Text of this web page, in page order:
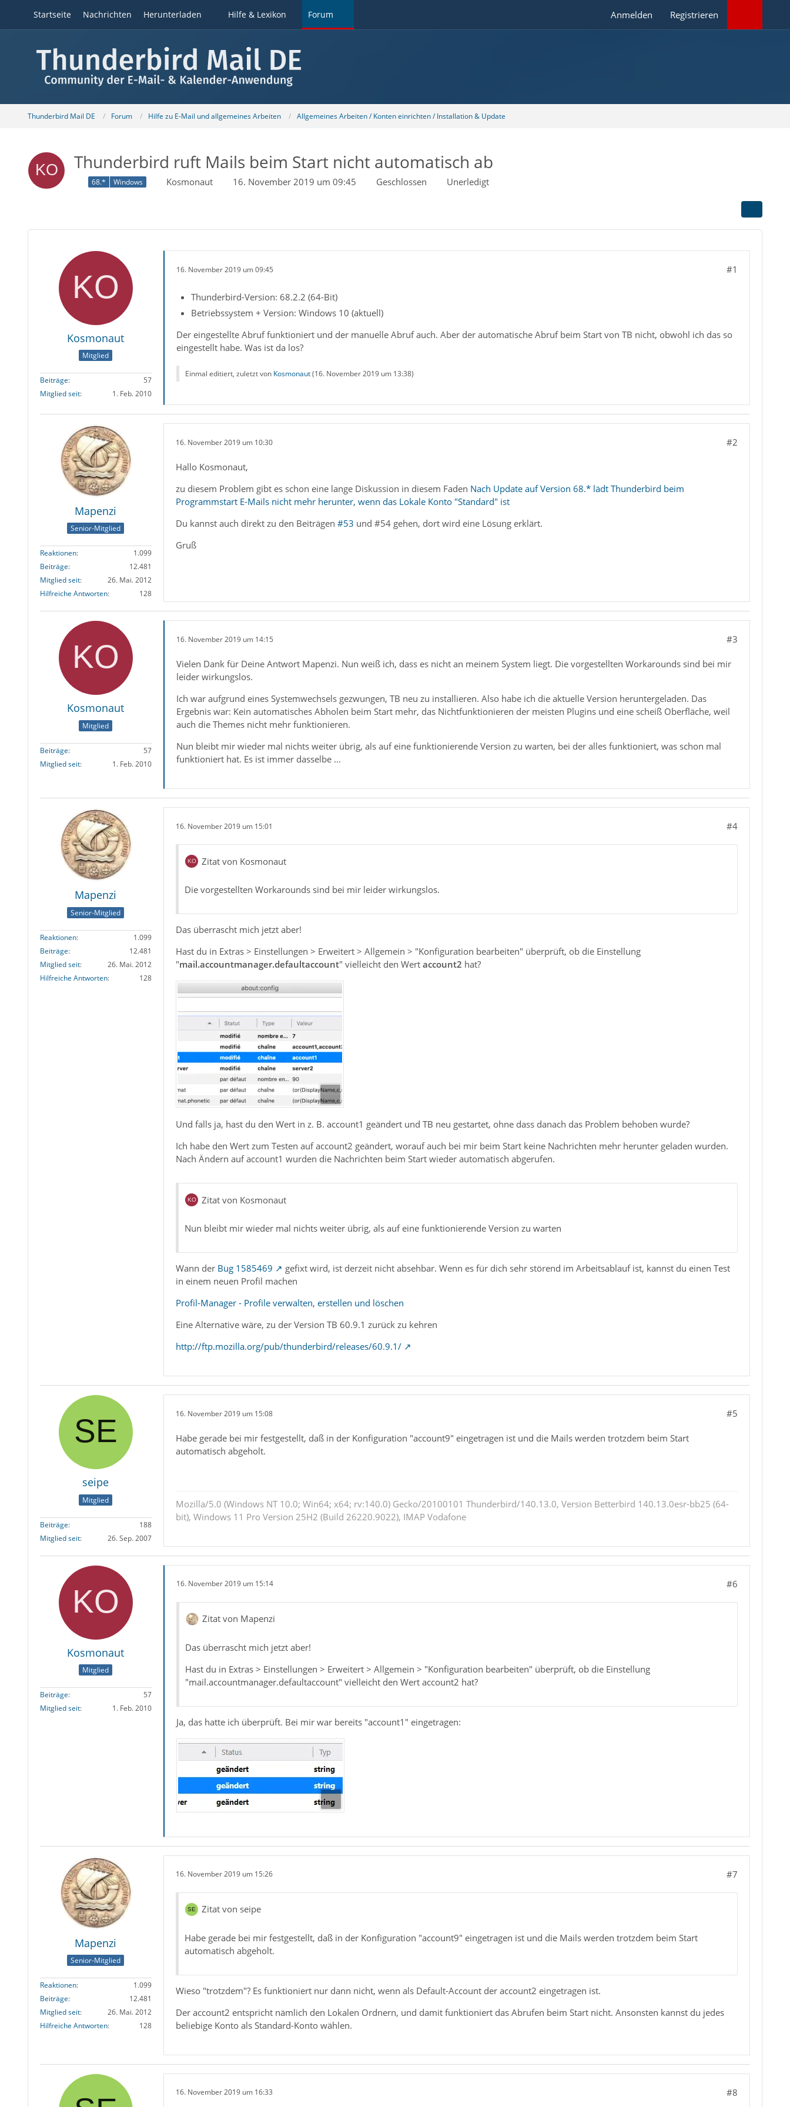
Startseite Nachrichten Herunterladen Hilfe & Lexikon Forum Anmelden Registrieren
Thunderbird Mail DE Forum Hilfe zu E-Mail und allgemeines Arbeiten Allgemeines Arbeiten / Konten einrichten / Installation & Update
Thunderbird ruft Mails beim Start nicht automatisch ab
68.* Windows Kosmonaut 16. November 2019 um 09:45 Geschlossen Unerledigt
Kosmonaut
Mitglied
Beiträge
57
Mitglied seit
1. Feb. 2010
16. November 2019 um 09:45 #1
Thunderbird-Version: 68.2.2 (64-Bit)
Betriebssystem + Version: Windows 10 (aktuell)
Der eingestellte Abruf funktioniert und der manuelle Abruf auch. Aber der automatische Abruf beim Start von TB nicht, obwohl ich das so
eingestellt habe. Was ist da los?
Einmal editiert, zuletzt von Kosmonaut(16. November 2019 um 13:38)
Mapenzi
Senior-Mitglied
Reaktionen
1.099
Beiträge
12.481
Mitglied seit
26. Mai. 2012
Hilfreiche Antworten
128
16. November 2019 um 10:30 #2
Hallo Kosmonaut,
zu diesem Problem gibt es schon eine lange Diskussion in diesem Faden Nach Update auf Version 68.* lädt Thunderbird beim
Programmstart E-Mails nicht mehr herunter, wenn das Lokale Konto "Standard" ist
Du kannst auch direkt zu den Beiträgen #53 und #54 gehen, dort wird eine Lösung erklärt.
Gruß
Kosmonaut
Mitglied
Beiträge
57
Mitglied seit
1. Feb. 2010
16. November 2019 um 14:15 #3
Vielen Dank für Deine Antwort Mapenzi. Nun weiß ich, dass es nicht an meinem System liegt. Die vorgestellten Workarounds sind bei mir
leider wirkungslos.
Ich war aufgrund eines Systemwechsels gezwungen, TB neu zu installieren. Also habe ich die aktuelle Version heruntergeladen. Das
Ergebnis war: Kein automatisches Abholen beim Start mehr, das Nichtfunktionieren der meisten Plugins und eine scheiß Oberfläche, weil
auch die Themes nicht mehr funktionieren.
Nun bleibt mir wieder mal nichts weiter übrig, als auf eine funktionierende Version zu warten, bei der alles funktioniert, was schon mal
funktioniert hat. Es ist immer dasselbe ...
Mapenzi
Senior-Mitglied
Reaktionen
1.099
Beiträge
12.481
Mitglied seit
26. Mai. 2012
Hilfreiche Antworten
128
16. November 2019 um 15:01 #4
Zitat von Kosmonaut
Die vorgestellten Workarounds sind bei mir leider wirkungslos.
Das überrascht mich jetzt aber!
Hast du in Extras > Einstellungen > Erweitert > Allgemein > "Konfiguration bearbeiten" überprüft, ob die Einstellung
"mail.accountmanager.defaultaccount" vielleicht den Wert account2 hat?
Und falls ja, hast du den Wert in z. B. account1 geändert und TB neu gestartet, ohne dass danach das Problem behoben wurde?
Ich habe den Wert zum Testen auf account2 geändert, worauf auch bei mir beim Start keine Nachrichten mehr herunter geladen wurden.
Nach Ändern auf account1 wurden die Nachrichten beim Start wieder automatisch abgerufen.
Zitat von Kosmonaut
Nun bleibt mir wieder mal nichts weiter übrig, als auf eine funktionierende Version zu warten
Wann der Bug 1585469
gefixt wird, ist derzeit nicht absehbar. Wenn es für dich sehr störend im Arbeitsablauf ist, kannst du einen Test
in einem neuen Profil machen
Profil-Manager - Profile verwalten, erstellen und löschen
Eine Alternative wäre, zu der Version TB 60.9.1 zurück zu kehren
http://ftp.mozilla.org/pub/thunderbird/releases/60.9.1/
seipe
Mitglied
Beiträge
188
Mitglied seit
26. Sep. 2007
16. November 2019 um 15:08 #5
Habe gerade bei mir festgestellt, daß in der Konfiguration "account9" eingetragen ist und die Mails werden trotzdem beim Start
automatisch abgeholt.
Mozilla/5.0 (Windows NT 10.0; Win64; x64; rv:140.0) Gecko/20100101 Thunderbird/140.13.0, Version Betterbird 140.13.0esr-bb25 (64-
bit), Windows 11 Pro Version 25H2 (Build 26220.9022), IMAP Vodafone
Kosmonaut
Mitglied
Beiträge
57
Mitglied seit
1. Feb. 2010
16. November 2019 um 15:14 #6
Zitat von Mapenzi
Das überrascht mich jetzt aber!
Hast du in Extras > Einstellungen > Erweitert > Allgemein > "Konfiguration bearbeiten" überprüft, ob die Einstellung
"mail.accountmanager.defaultaccount" vielleicht den Wert account2 hat?
Ja, das hatte ich überprüft. Bei mir war bereits "account1" eingetragen:
Mapenzi
Senior-Mitglied
Reaktionen
1.099
Beiträge
12.481
Mitglied seit
26. Mai. 2012
Hilfreiche Antworten
128
16. November 2019 um 15:26 #7
Zitat von seipe
Habe gerade bei mir festgestellt, daß in der Konfiguration "account9" eingetragen ist und die Mails werden trotzdem beim Start
automatisch abgeholt.
Wieso "trotzdem"? Es funktioniert nur dann nicht, wenn als Default-Account der account2 eingetragen ist.
Der account2 entspricht nämlich den Lokalen Ordnern, und damit funktioniert das Abrufen beim Start nicht. Ansonsten kannst du jedes
beliebige Konto als Standard-Konto wählen.
16. November 2019 um 16:33 #8